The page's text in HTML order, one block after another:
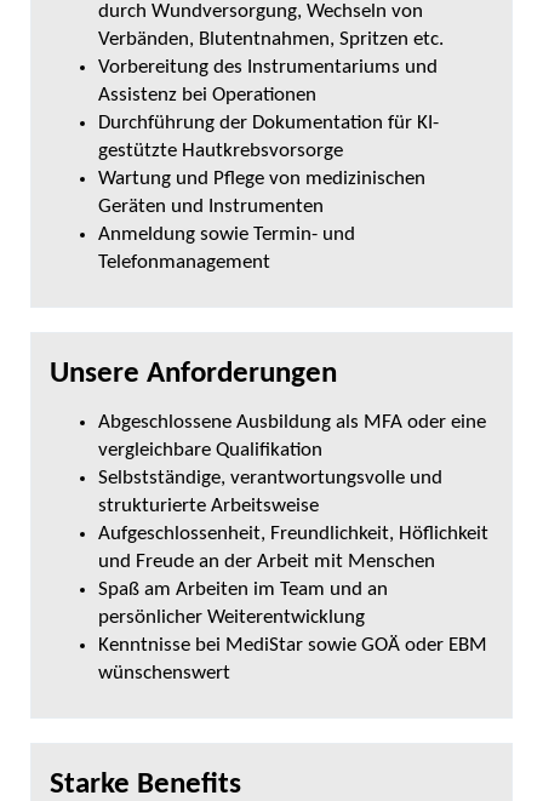
durch Wundversorgung, Wechseln von
Verbänden, Blutentnahmen, Spritzen etc.
Vorbereitung des Instrumentariums und
Assistenz bei Operationen
Durchführung der Dokumentation für KI-
gestützte Hautkrebsvorsorge
Wartung und Pflege von medizinischen
Geräten und Instrumenten
Anmeldung sowie Termin- und
Telefonmanagement
Unsere Anforderungen
Abgeschlossene Ausbildung als MFA oder eine
vergleichbare Qualifikation
Selbstständige, verantwortungsvolle und
strukturierte Arbeitsweise
Aufgeschlossenheit, Freundlichkeit, Höflichkeit
und Freude an der Arbeit mit Menschen
Spaß am Arbeiten im Team und an
persönlicher Weiterentwicklung
Kenntnisse bei MediStar sowie GOÄ oder EBM
wünschenswert
Starke Benefits